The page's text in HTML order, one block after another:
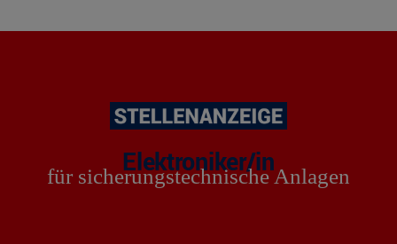
Elektroniker/in
für sicherungstechnische Anlagen